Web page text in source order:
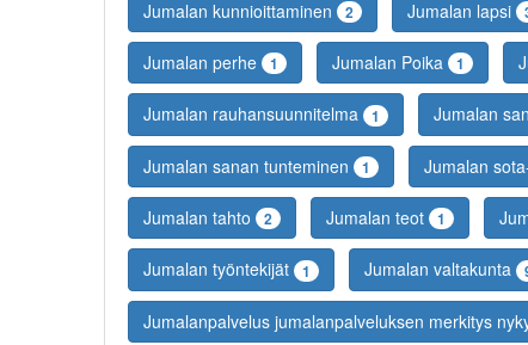
Jumalan kunnioittaminen 2 Jumalan lapsi
Jumalan perhe 1 Jumalan Poika 1
Jumalan rauhansuunnitelma 1 Jumalan
Jumalan sanan tunteminen 1 Jumalan
Jumalan tahto 2 Jumalan teot 1
Jumalan työntekijät 1 Jumalan valtakunta
Jumalanpalvelus jumalanpalveluksen merkitys